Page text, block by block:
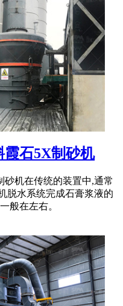
霞石5X制砂机
砂机在传统的装置中,通常
脱水系统完成石膏浆液的
般在左右。